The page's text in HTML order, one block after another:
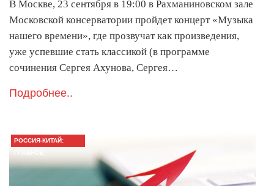
В Москве, 23 сентября в 19:00 в Рахманиновском зале
Московской консерватории пройдет концерт «Музыка
нашего времени», где прозвучат как произведения,
уже успевшие стать классикой (в программе
сочинения Сергея Ахунова, Сергея…
Подробнее..
РОССИЯ-КИТАЙ: